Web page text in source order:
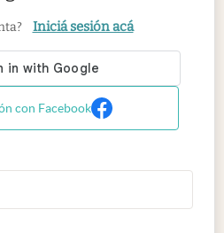
Iniciá sesión acá
con Facebook